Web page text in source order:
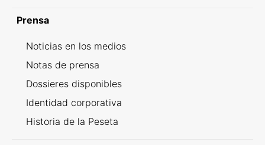
Prensa
Noticias en los medios
Notas de prensa
Dossieres disponibles
Identidad corporativa
Historia de la Peseta